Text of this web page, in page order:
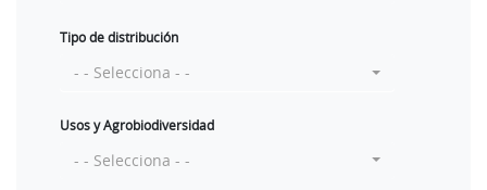
Tipo de distribución
- - Selecciona - -
Usos y Agrobiodiversidad
- - Selecciona - -